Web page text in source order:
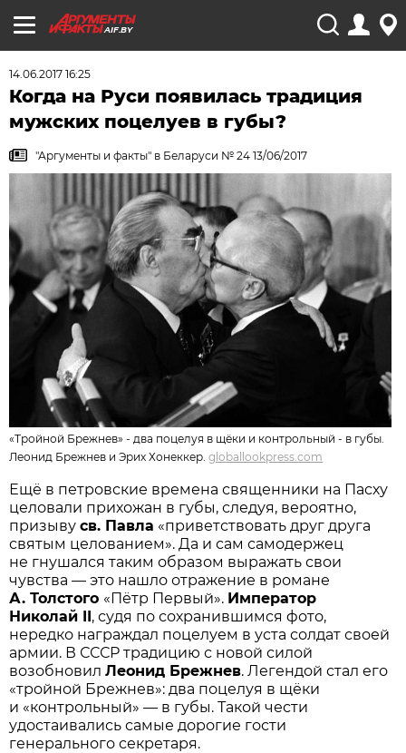
AIF.BY
14.06.2017 16:25
Когда на Руси появилась традиция
мужских поцелуев в губы?
"Аргументы и факты" в Беларуси № 24 13/06/2017
«Тройной Брежнев» - два поцелуя в щёки и контрольный - в губы.
Леонид Брежнев и Эрих Хонеккер. globallookpress.com
Ещё в петровские времена священники на Пасху
целовали прихожан в губы, следуя, вероятно,
призывусв. Павла «приветствовать друг друга
святым целованием». Да и сам самодержец
не гнушался таким образом выражать свои
чувства — это нашло отражение в романе
А. Толстого «Пётр Первый». Император
Николай II, судя по сохранившимся фото,
нередко награждал поцелуем в уста солдат своей
армии. В СССР традицию с новой силой
возобновилЛеонид Брежнев. Легендой стал его
«тройной Брежнев»: два поцелуя в щёки
и «контрольный» — в губы. Такой чести
удостаивались самые дорогие гости
генерального секретаря.